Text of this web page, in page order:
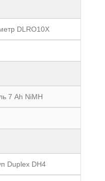
DLRO10X
7 Ah NiMH
Duplex DH4